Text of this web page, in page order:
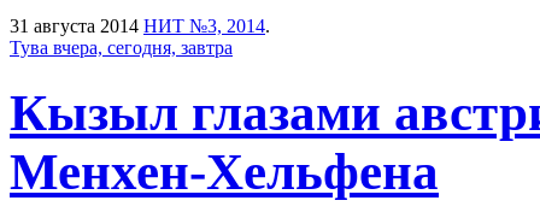
31 августа 2014 НИТ №3, 2014.
Тува вчера, сегодня, завтра
Кызыл глазами
Менхен-Хельфена